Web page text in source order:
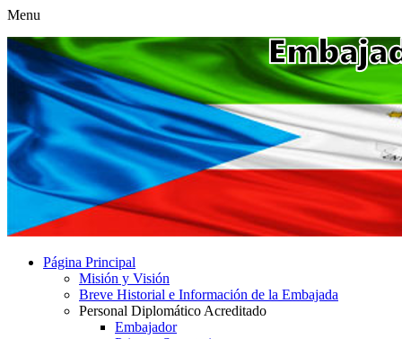
Menu
Página Principal
Misión y Visión
Breve Historial e Información de la Embajada
Personal Diplomático Acreditado
Embajador